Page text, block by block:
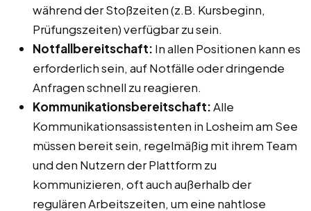
während der Stoßzeiten (z.B. Kursbeginn,
Prüfungszeiten) verfügbar zu sein.
Notfallbereitschaft: In allen Positionen kann es
erforderlich sein, auf Notfälle oder dringende
Anfragen schnell zu reagieren.
Kommunikationsbereitschaft:Alle
Kommunikationsassistenten in Losheim am See
müssen bereit sein, regelmäßig mit ihrem Team
und den Nutzern der Plattform zu
kommunizieren, oft auch außerhalb der
regulären Arbeitszeiten, um eine nahtlose